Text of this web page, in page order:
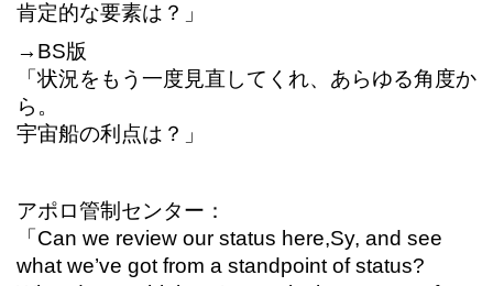
肯定的な要素は？」
→BS版
「状況をもう一度見直してくれ、あらゆる角度か
ら。
宇宙船の利点は？」
アポロ管制センター：
「Can we review our status here,Sy, and see
what we’ve got from a standpoint of status?